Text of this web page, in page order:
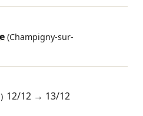
(Champigny-sur-
12/12 → 13/12